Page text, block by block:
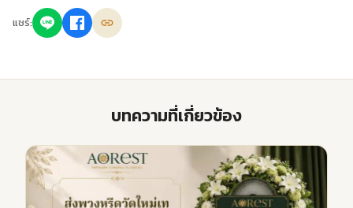
แชร์:
บทความที่เกี่ยวข้อง